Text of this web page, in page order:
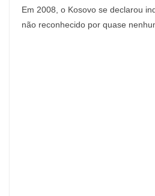
Em 2008, o Kosovo se declarou
não reconhecido por quase